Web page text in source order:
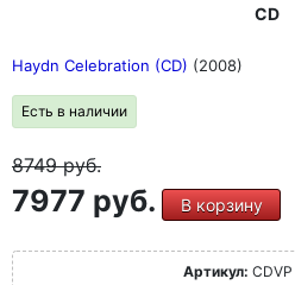
CD
Haydn Celebration (CD) (2008)
Есть в наличии
8749руб.
7977 руб. В корзину
Артикул: